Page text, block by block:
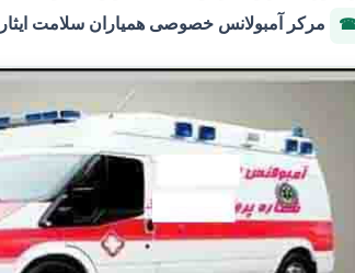
مرکر آمبولانس خصوصی همیاران سلامت ایثار 36146400 شماره پروانه 3-323036